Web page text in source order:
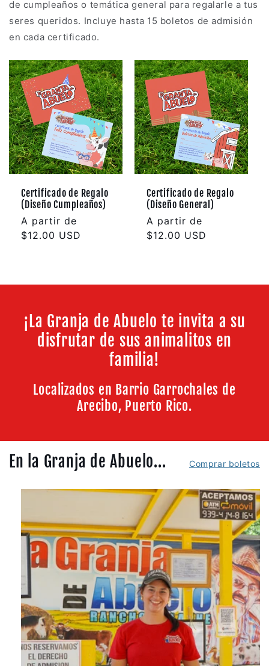
de cumpleaños o temática general para regalarle a tus
seres queridos. Incluye hasta 15 boletos de admisión
en cada certificado.
Certificado de Regalo
(Diseño Cumpleaños)
Precio
habitual
A partir de
$12.00 USD
Certificado de Regalo
(Diseño General)
Precio
habitual
A partir de
$12.00 USD
¡La Granja de Abuelo te invita a su
disfrutar de sus animalitos en
familia!
Localizados en Barrio Garrochales de
Arecibo, Puerto Rico.
En la Granja de Abuelo... Comprar boletos